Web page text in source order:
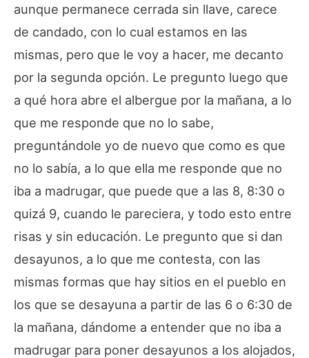
aunque permanece cerrada sin llave, carece
de candado, con lo cual estamos en las
mismas, pero que le voy a hacer, me decanto
por la segunda opción. Le pregunto luego que
a qué hora abre el albergue por la mañana, a lo
que me responde que no lo sabe,
preguntándole yo de nuevo que como es que
no lo sabía, a lo que ella me responde que no
iba a madrugar, que puede que a las 8, 8:30 o
quizá 9, cuando le pareciera, y todo esto entre
risas y sin educación. Le pregunto que si dan
desayunos, a lo que me contesta, con las
mismas formas que hay sitios en el pueblo en
los que se desayuna a partir de las 6 o 6:30 de
la mañana, dándome a entender que no iba a
madrugar para poner desayunos a los alojados,